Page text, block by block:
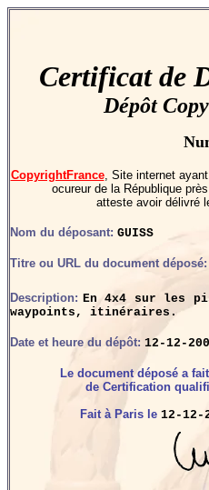
Certificat de
Dépôt
CopyrightFrance, Site internet
ocureur de la République
atteste avoir délivré
Nom du déposant: GUISS
Titre ou URL du document déposé:
Description: En 4x4 sur les
waypoints, itinéraires.
Date et heure du dépôt: 12-12-
Le document déposé a
de Certification
Fait à Paris le 12-12-